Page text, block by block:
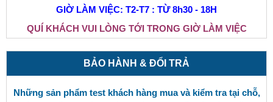
GIỜ LÀM VIỆC: T2-T7 : TỪ 8h30 - 18H
QUÍ KHÁCH VUI LÒNG TỚI TRONG GIỜ LÀM VIỆC
BẢO HÀNH & ĐỔI TRẢ
Những sản phẩm test khách hàng mua và kiểm tra tại chỗ,